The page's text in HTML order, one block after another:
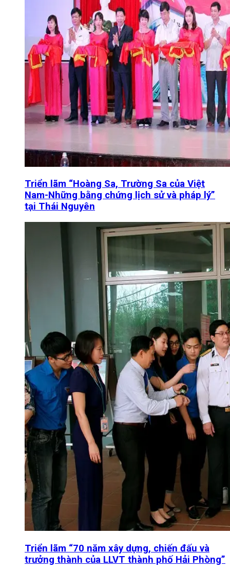
Triển lãm “Hoàng Sa, Trường Sa của Việt
Nam-Những bằng chứng lịch sử và pháp lý”
tại Thái Nguyên
Triển lãm “70 năm xây dựng, chiến đấu và
trưởng thành của LLVT thành phố Hải Phòng”